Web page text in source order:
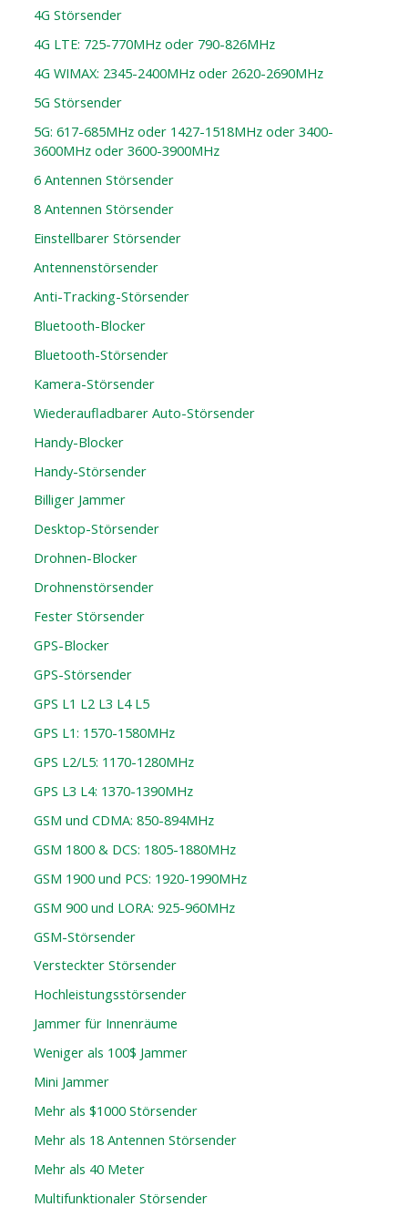
4G Störsender
4G LTE: 725-770MHz oder 790-826MHz
4G WIMAX: 2345-2400MHz oder 2620-2690MHz
5G Störsender
5G: 617-685MHz oder 1427-1518MHz oder 3400-
3600MHz oder 3600-3900MHz
6 Antennen Störsender
8 Antennen Störsender
Einstellbarer Störsender
Antennenstörsender
Anti-Tracking-Störsender
Bluetooth-Blocker
Bluetooth-Störsender
Kamera-Störsender
Wiederaufladbarer Auto-Störsender
Handy-Blocker
Handy-Störsender
Billiger Jammer
Desktop-Störsender
Drohnen-Blocker
Drohnenstörsender
Fester Störsender
GPS-Blocker
GPS-Störsender
GPS L1 L2 L3 L4 L5
GPS L1: 1570-1580MHz
GPS L2/L5: 1170-1280MHz
GPS L3 L4: 1370-1390MHz
GSM und CDMA: 850-894MHz
GSM 1800 & DCS: 1805-1880MHz
GSM 1900 und PCS: 1920-1990MHz
GSM 900 und LORA: 925-960MHz
GSM-Störsender
Versteckter Störsender
Hochleistungsstörsender
Jammer für Innenräume
Weniger als 100$ Jammer
Mini Jammer
Mehr als $1000 Störsender
Mehr als 18 Antennen Störsender
Mehr als 40 Meter
Multifunktionaler Störsender